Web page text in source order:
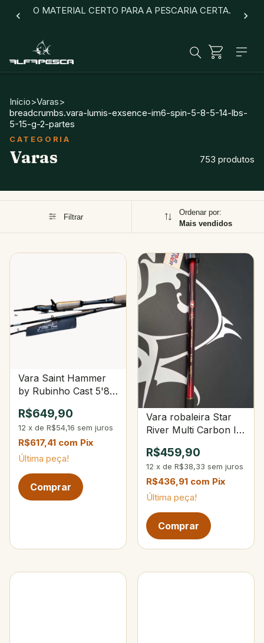
O MATERIAL CERTO PARA A PESCARIA CERTA.
Início>Varas>
breadcrumbs.vara-lumis-exsence-im6-spin-5-8-5-14-lbs-
5-15-g-2-partes
Varas 753 produtos
Filtrar
Ordenar por:
Mais vendidos
Vara Saint Hammer
by Rubinho Cast 5'8"
Partes
R$649,90
12 x de R$54,16 sem juros
R$617,41 com Pix
Última peça!
Vara robaleira Star
River Multi Carbon II
R$459,90
12 x de R$38,33 sem juros
R$436,91 com Pix
Última peça!